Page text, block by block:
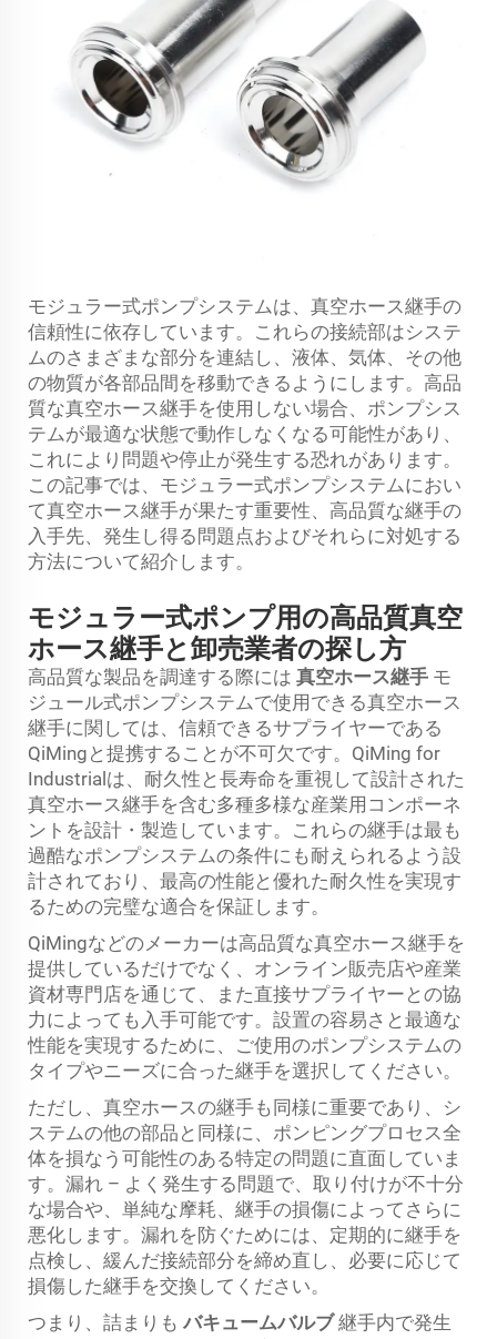
モジュラー式ポンプシステムは、真空ホース継手の
信頼性に依存しています。これらの接続部はシステ
ムのさまざまな部分を連結し、液体、気体、その他
の物質が各部品間を移動できるようにします。高品
質な真空ホース継手を使用しない場合、ポンプシス
テムが最適な状態で動作しなくなる可能性があり、
これにより問題や停止が発生する恐れがあります。
この記事では、モジュラー式ポンプシステムにおい
て真空ホース継手が果たす重要性、高品質な継手の
入手先、発生し得る問題点およびそれらに対処する
方法について紹介します。
モジュラー式ポンプ用の高品質真空
ホース継手と卸売業者の探し方
高品質な製品を調達する際には 真空ホース継手 モ
ジュール式ポンプシステムで使用できる真空ホース
継手に関しては、信頼できるサプライヤーである
QiMingと提携することが不可欠です。QiMing for
Industrialは、耐久性と長寿命を重視して設計された
真空ホース継手を含む多種多様な産業用コンポーネ
ントを設計・製造しています。これらの継手は最も
過酷なポンプシステムの条件にも耐えられるよう設
計されており、最高の性能と優れた耐久性を実現す
るための完璧な適合を保証します。
QiMingなどのメーカーは高品質な真空ホース継手を
提供しているだけでなく、オンライン販売店や産業
資材専門店を通じて、また直接サプライヤーとの協
力によっても入手可能です。設置の容易さと最適な
性能を実現するために、ご使用のポンプシステムの
タイプやニーズに合った継手を選択してください。
ただし、真空ホースの継手も同様に重要であり、シ
ステムの他の部品と同様に、ポンピングプロセス全
体を損なう可能性のある特定の問題に直面していま
す。漏れ – よく発生する問題で、取り付けが不十分
な場合や、単純な摩耗、継手の損傷によってさらに
悪化します。漏れを防ぐためには、定期的に継手を
点検し、緩んだ接続部分を締め直し、必要に応じて
損傷した継手を交換してください。
つまり、詰まりも バキュームバルブ継手内で発生